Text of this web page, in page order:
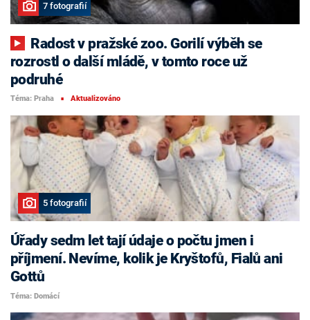
7 fotografií
rozrostl o další mládě, v tomto roce už
podruhé
Téma: Praha ■ Aktualizováno
5 fotografií
Úřady sedm let tají údaje o počtu jmen i
příjmení. Nevíme, kolik je Kryštofů, Fialů ani
Gottů
Téma: Domácí